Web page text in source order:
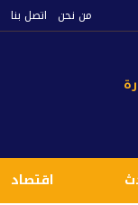
من نحن اتصل بنا
اقتصاد